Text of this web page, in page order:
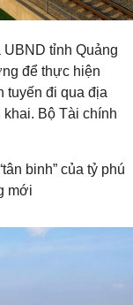
tỉnh Quảng
để thực hiện
tuyến đi qua địa
Bộ Tài chính
binh” của tỷ phú
mới